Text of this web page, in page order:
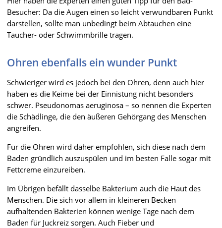
Besucher: Da die Augen einen so leicht verwundbaren Punkt
darstellen, sollte man unbedingt beim Abtauchen eine
Taucher- oder Schwimmbrille tragen.
Ohren ebenfalls ein wunder Punkt
Schwieriger wird es jedoch bei den Ohren, denn auch hier
haben es die Keime bei der Einnistung nicht besonders
schwer. Pseudonomas aeruginosa – so nennen die Experten
die Schädlinge, die den äußeren Gehörgang des Menschen
angreifen.
Für die Ohren wird daher empfohlen, sich diese nach dem
Baden gründlich auszuspülen und im besten Falle sogar mit
Fettcreme einzureiben.
Im Übrigen befällt dasselbe Bakterium auch die Haut des
Menschen. Die sich vor allem in kleineren Becken
aufhaltenden Bakterien können wenige Tage nach dem
Baden für Juckreiz sorgen. Auch Fieber und